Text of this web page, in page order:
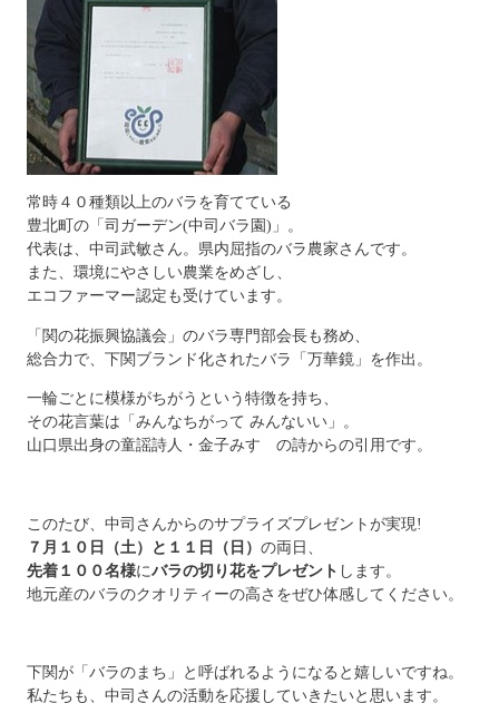
常時４０種類以上のバラを育てている
豊北町の「司ガーデン(中司バラ園)」。
代表は、中司武敏さん。県内屈指のバラ農家さんです。
また、環境にやさしい農業をめざし、
エコファーマー認定も受けています。
「関の花振興協議会」のバラ専門部会長も務め、
総合力で、下関ブランド化されたバラ「万華鏡」を作出。
一輪ごとに模様がちがうという特徴を持ち、
その花言葉は「みんなちがって みんないい」。
山口県出身の童謡詩人・金子みすゞの詩からの引用です。
このたび、中司さんからのサプライズプレゼントが実現!
７月１０日（土）と１１日（日） の両日、
先着１００名様にバラの切り花をプレゼント します。
地元産のバラのクオリティーの高さをぜひ体感してください。
下関が「バラのまち」と呼ばれるようになると嬉しいですね。
私たちも、中司さんの活動を応援していきたいと思います。